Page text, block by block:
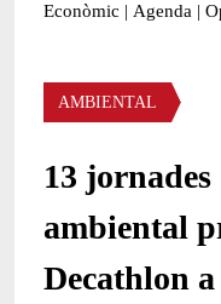
Econòmic | Agenda |
Àmbit de la notícia
AMBIENTAL
13
ambiental
Decathlon